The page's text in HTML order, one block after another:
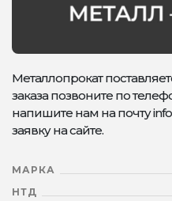
Металлопрокат
заказа позвоните по
напишите нам на почту
заявку на сайте.
МАРКА
НТД